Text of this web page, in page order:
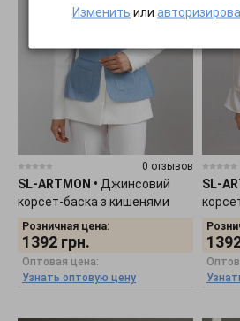
0 отзывов
SL-ARTMON • Джинсовий
корсет-баска з кишенями
577.2
Розничная цена:
1392 грн.
Оптовая цена:
Узнать оптовую цену
SL-
577.1
Изменить или